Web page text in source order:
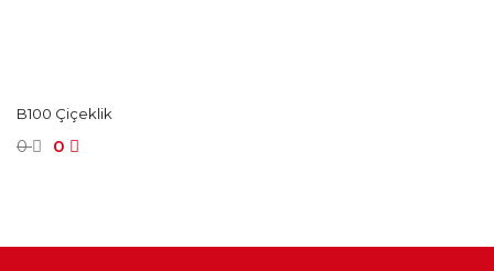
B100 Çiçeklik
0 0